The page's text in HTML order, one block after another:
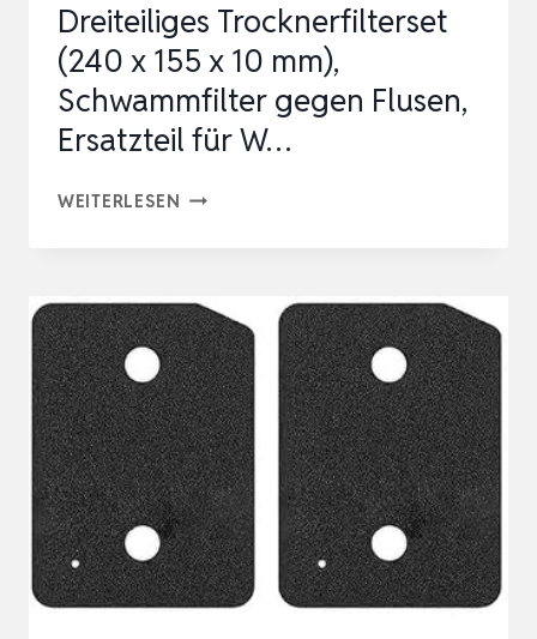
Dreiteiliges Trocknerfilterset
(240 x 155 x 10 mm),
Schwammfilter gegen Flusen,
Ersatzteil für W…
WEITERLESEN DREITEILIGES
X
155
X
10
MM),
SCHWAMMFILTER
GEGEN
FLUSEN,
ERSATZTEIL